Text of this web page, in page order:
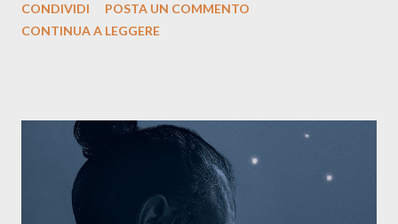
testo ibrido tra italiano e siciliano, e un’urgenza espressiva che
La canzone racconta la difficoltà di creare, e perfino di esistere,
sotto il peso della realtà. Ma lo fa cercando una via d’uscita, una
forma di assoluzione, nel vivere e nel suonare, nel trovare respiro
anche quando l’aria sembra farsi più densa. Il brano è anche una
CONDIVIDI
POSTA UN COMMENTO
CONTINUA A LEGGERE